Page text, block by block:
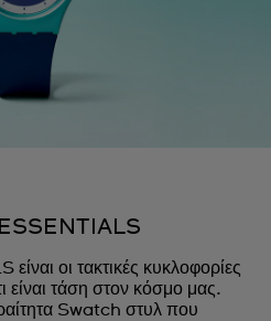
οι τακτικές κυκλοφορίες
τάση στον κόσμο μας.
Swatch στυλ που